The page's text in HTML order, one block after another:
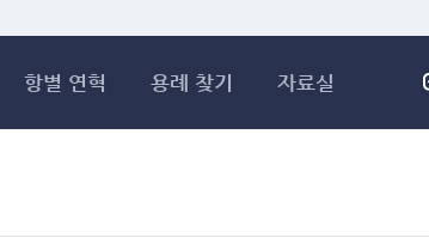
항별 연혁 용례 찾기 자료실